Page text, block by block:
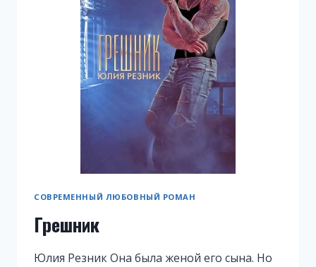
СОВРЕМЕННЫЙ ЛЮБОВНЫЙ РОМАН
Грешник
Юлия Резник Она была женой его сына. Но